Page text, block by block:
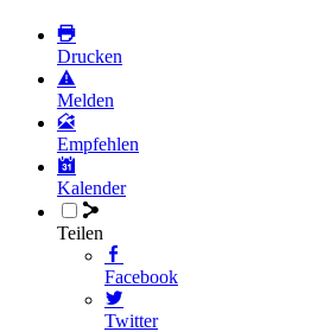
Drucken
Melden
Empfehlen
Kalender
Teilen
Facebook
Twitter